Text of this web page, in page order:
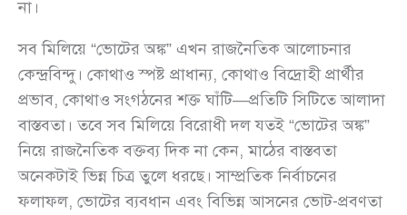
না।
সব মিলিয়ে “ভোটের অঙ্ক” এখন রাজনৈতিক আলোচনার
কেন্দ্রবিন্দু। কোথাও স্পষ্ট প্রাধান্য, কোথাও বিদ্রোহী প্রার্থীর
প্রভাব, কোথাও সংগঠনের শক্ত ঘাঁটি—প্রতিটি সিটিতে আলাদা
বাস্তবতা। তবে সব মিলিয়ে বিরোধী দল যতই “ভোটের অঙ্ক”
নিয়ে রাজনৈতিক বক্তব্য দিক না কেন, মাঠের বাস্তবতা
অনেকটাই ভিন্ন চিত্র তুলে ধরছে। সাম্প্রতিক নির্বাচনের
ফলাফল, ভোটের ব্যবধান এবং বিভিন্ন আসনের ভোট-প্রবণতা